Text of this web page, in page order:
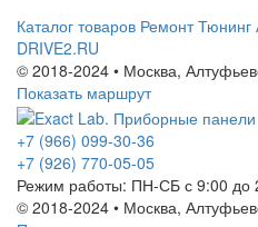
Каталог товаров Ремонт Тюнинг
DRIVE2.RU
© 2018-2024 • Москва,
Показать маршрут
+7 (966) 099-30-36
+7 (926) 770-05-05
Режим работы: ПН-СБ с 9:00 до
© 2018-2024 • Москва,